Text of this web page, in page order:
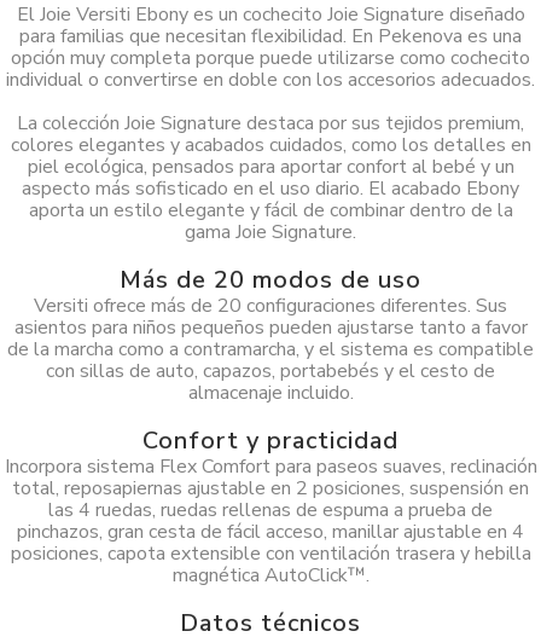
El Joie Versiti Ebony es un cochecito Joie Signature diseñado
para familias que necesitan flexibilidad. En Pekenova es una
opción muy completa porque puede utilizarse como cochecito
individual o convertirse en doble con los accesorios adecuados.
La colección Joie Signature destaca por sus tejidos premium,
colores elegantes y acabados cuidados, como los detalles en
piel ecológica, pensados para aportar confort al bebé y un
aspecto más sofisticado en el uso diario. El acabado Ebony
aporta un estilo elegante y fácil de combinar dentro de la
gama Joie Signature.
Más de 20 modos de uso
Versiti ofrece más de 20 configuraciones diferentes. Sus
asientos para niños pequeños pueden ajustarse tanto a favor
de la marcha como a contramarcha, y el sistema es compatible
con sillas de auto, capazos, portabebés y el cesto de
almacenaje incluido.
Confort y practicidad
Incorpora sistema Flex Comfort para paseos suaves, reclinación
total, reposapiernas ajustable en 2 posiciones, suspensión en
las 4 ruedas, ruedas rellenas de espuma a prueba de
pinchazos, gran cesta de fácil acceso, manillar ajustable en 4
posiciones, capota extensible con ventilación trasera y hebilla
magnética AutoClick™.
Datos técnicos